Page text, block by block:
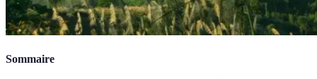
Sommaire